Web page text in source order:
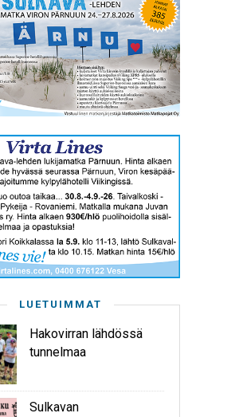
LUETUIMMAT
Hakovirran lähdössä
tunnelmaa
Sulkavan